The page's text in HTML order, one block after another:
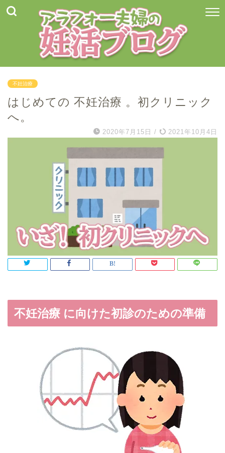
不妊治療
はじめての 不妊治療 。初クリニック
へ。
2020年7月15日 / 2021年10月4日
不妊治療 に向けた初診のための準備